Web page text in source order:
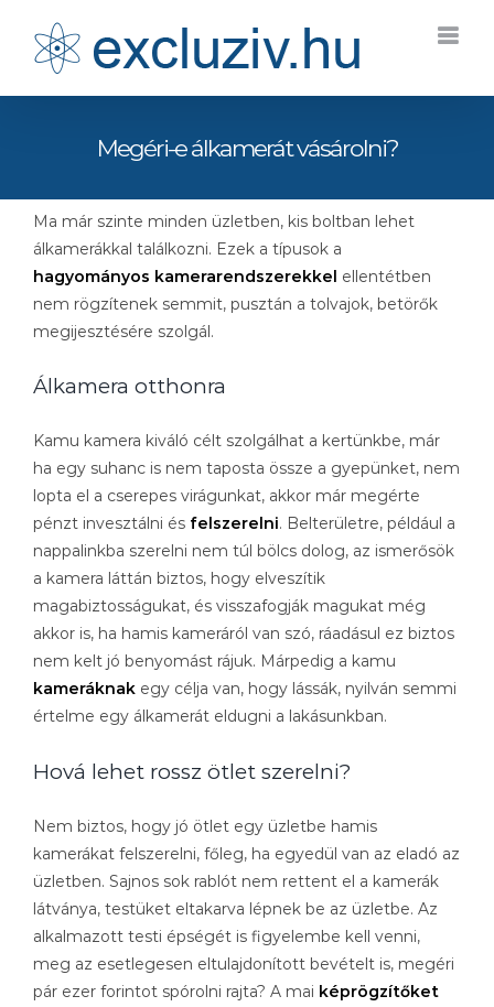
Megéri-e álkamerát vásárolni?
Ma már szinte minden üzletben, kis boltban lehet
álkamerákkal találkozni. Ezek a típusok a
hagyományos kamerarendszerekkel ellentétben
nem rögzítenek semmit, pusztán a tolvajok, betörők
megijesztésére szolgál.
Álkamera otthonra
Kamu kamera kiváló célt szolgálhat a kertünkbe, már
ha egy suhanc is nem taposta össze a gyepünket, nem
lopta el a cserepes virágunkat, akkor már megérte
pénzt invesztálni és felszerelni. Belterületre, például a
nappalinkba szerelni nem túl bölcs dolog, az ismerősök
a kamera láttán biztos, hogy elveszítik
magabiztosságukat, és visszafogják magukat még
akkor is, ha hamis kameráról van szó, ráadásul ez biztos
nem kelt jó benyomást rájuk. Márpedig a kamu
kameráknak egy célja van, hogy lássák, nyilván semmi
értelme egy álkamerát eldugni a lakásunkban.
Hová lehet rossz ötlet szerelni?
Nem biztos, hogy jó ötlet egy üzletbe hamis
kamerákat felszerelni, főleg, ha egyedül van az eladó az
üzletben. Sajnos sok rablót nem rettent el a kamerák
látványa, testüket eltakarva lépnek be az üzletbe. Az
alkalmazott testi épségét is figyelembe kell venni,
meg az esetlegesen eltulajdonított bevételt is, megéri
pár ezer forintot spórolni rajta? A mai képrögzítőket